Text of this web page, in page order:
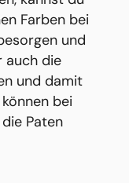
Farben bei
und
auch die
und damit
bei
Paten